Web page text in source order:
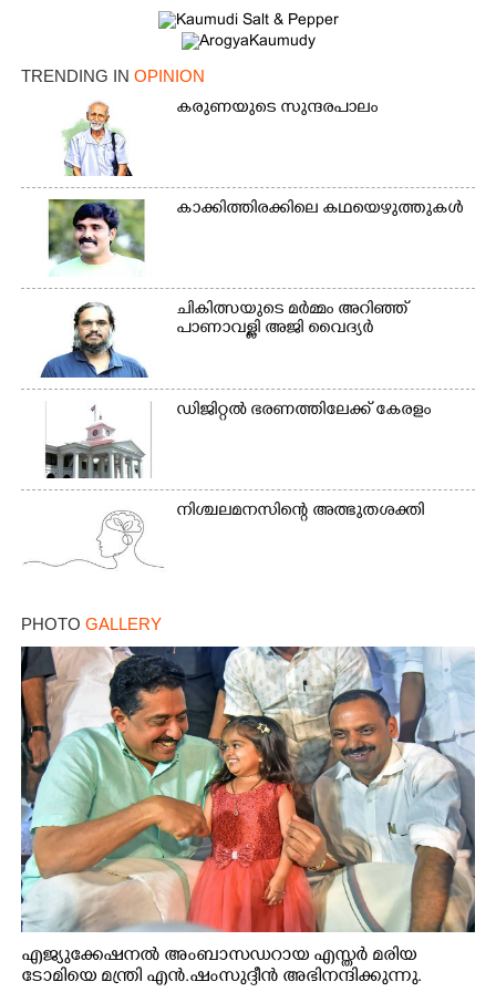
TRENDING IN OPINION
കരുണയുടെ സുന്ദരപാലം
കാക്കിത്തിരക്കിലെ കഥയെഴുത്തുകൾ
ചികിത്സയുടെ മർമ്മം അറിഞ്ഞ്
പാണാവള്ളി അജി വൈദ്യർ
ഡിജിറ്റൽ ഭരണത്തിലേക്ക് കേരളം
നിശ്ചലമനസിന്റെ അത്ഭുതശക്തി
PHOTO GALLERY
എജ്യുക്കേഷനൽ അംബാസഡറായ എസ്തർ മരിയ
ടോമിയെ മന്ത്രി എൻ.ഷംസുദ്ദീൻ അഭിനന്ദിക്കുന്നു.